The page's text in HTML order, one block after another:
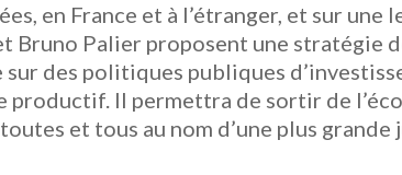
en France et à l’étranger, et sur une
Bruno Palier proposent une stratégie
des politiques publiques
productif. Il permettra de sortir de
et tous au nom d’une plus grande